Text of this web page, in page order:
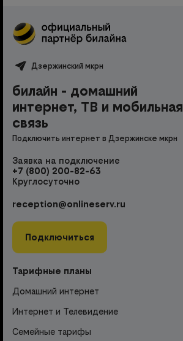
Дзержинский мкрн
билайн - домашний
интернет, ТВ и мобильная
связь
Подключить интернет в Дзержинске мкрн
Заявка на подключение
+7 (800) 200-82-63
Круглосуточно
reception@onlineserv.ru
Подключиться
Тарифные планы
Домашний интернет
Интернет и Телевидение
Семейные тарифы